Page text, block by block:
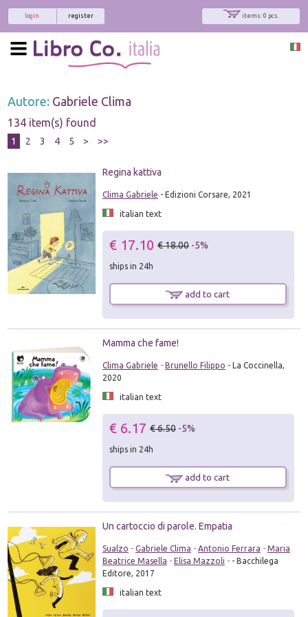
items: 0 pcs.
register
login
Autore: Gabriele Clima
134 item(s) found
1 2 3 4 5 > >>
Regina kattiva
Clima Gabriele - Edizioni Corsare, 2021
italian text
€ 17.10 € 18.00 -5%
ships in 24h
add to cart
Mamma che fame!
Clima Gabriele - Brunello Filippo - La Coccinella,
2020
italian text
€ 6.17 € 6.50 -5%
ships in 24h
add to cart
Un cartoccio di parole. Empatia
Sualzo - Gabriele Clima - Antonio Ferrara - Maria
Beatrice Masella - Elisa Mazzoli - - Bacchilega
Editore, 2017
italian text